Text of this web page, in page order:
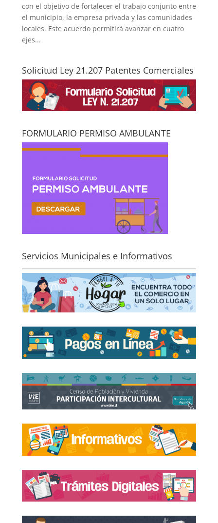
con el objetivo de fortalecer el trabajo conjunto entre
el municipio, la empresa privada y las comunidades
locales. Este acuerdo permitirá avanzar en cuatro
ejes...
Solicitud Ley 21.207 Patentes Comerciales
FORMULARIO PERMISO AMBULANTE
Servicios Municipales e Informativos